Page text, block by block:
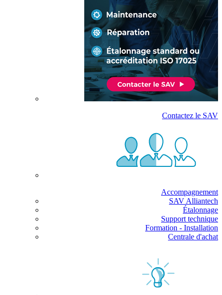
Contactez le SAV
Accompagnement
SAV Alliantech
Étalonnage
Support technique
Formation - Installation
Centrale d'achat